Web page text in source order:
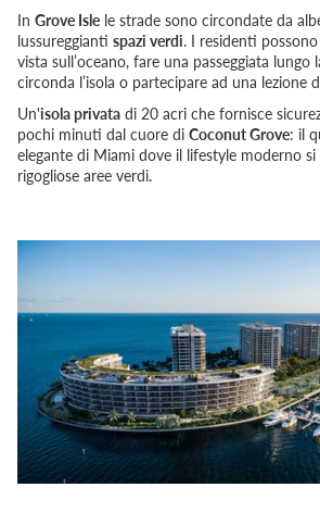
In Grove Isle le strade sono circondate da
lussureggianti spazi verdi. I residenti
vista sull’oceano, fare una passeggiata lungo
circonda l’isola o partecipare ad una lezione
Un'isola privata di 20 acri che fornisce
pochi minuti dal cuore di Coconut Grove: il
elegante di Miami dove il lifestyle moderno
rigogliose aree verdi.